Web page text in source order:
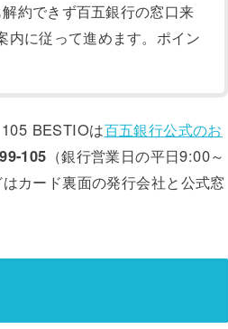
約できず百五銀行の窓口来
内に従って進めます。ポイン
BESTIOは百五銀行公式のお
105 （銀行営業日の平日9:00～
カード裏面の発行会社と公式窓